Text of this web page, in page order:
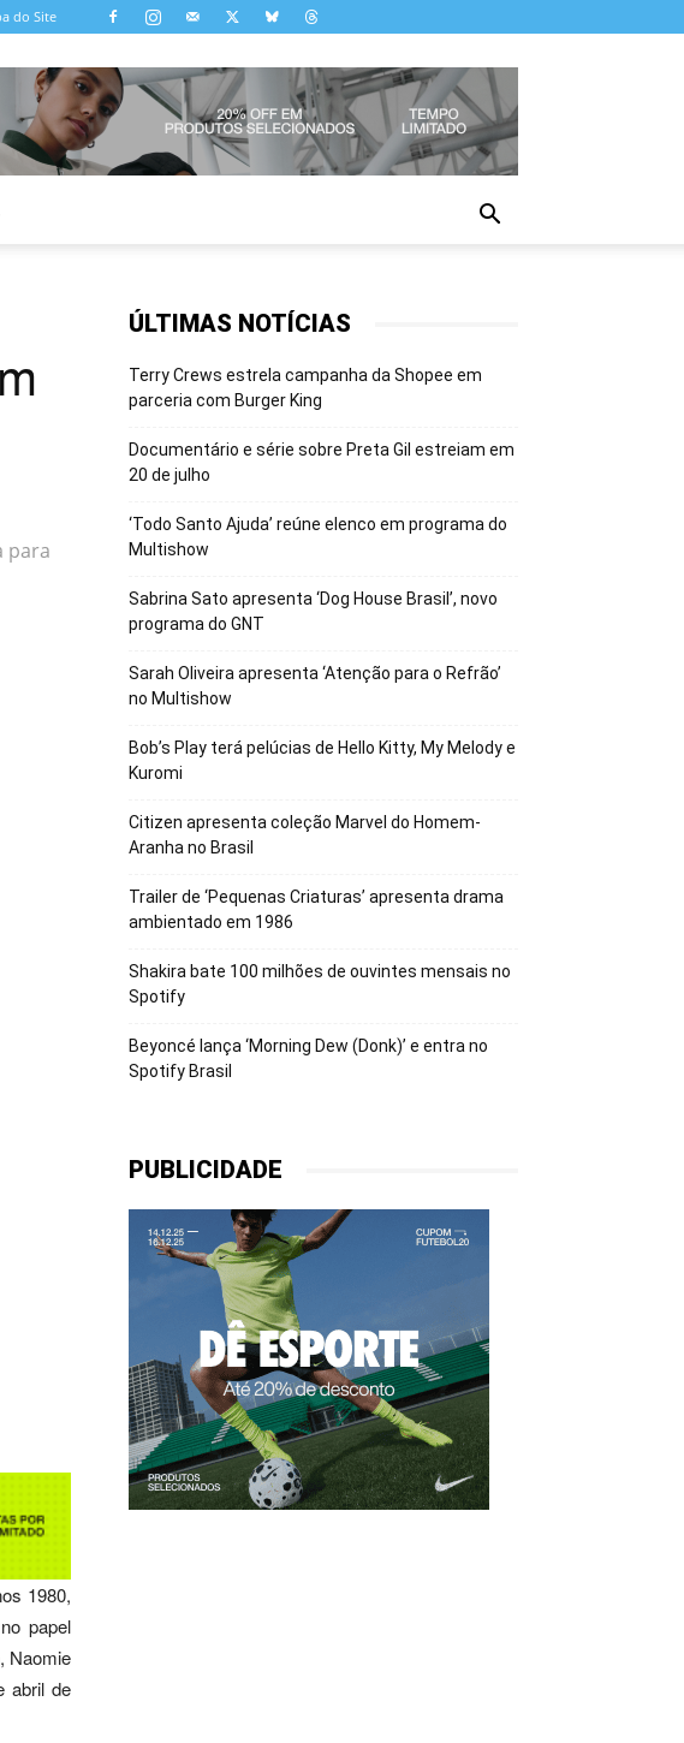
do Site
para
1980,
papel
Naomie
abril de
ÚLTIMAS NOTÍCIAS
Terry Crews estrela campanha da Shopee em
parceria com Burger King
Documentário e série sobre Preta Gil estreiam em
20 de julho
‘Todo Santo Ajuda’ reúne elenco em programa do
Multishow
Sabrina Sato apresenta ‘Dog House Brasil’, novo
programa do GNT
Sarah Oliveira apresenta ‘Atenção para o Refrão’
no Multishow
Bob’s Play terá pelúcias de Hello Kitty, My Melody e
Kuromi
Citizen apresenta coleção Marvel do Homem-
Aranha no Brasil
Trailer de ‘Pequenas Criaturas’ apresenta drama
ambientado em 1986
Shakira bate 100 milhões de ouvintes mensais no
Spotify
Beyoncé lança ‘Morning Dew (Donk)’ e entra no
Spotify Brasil
PUBLICIDADE